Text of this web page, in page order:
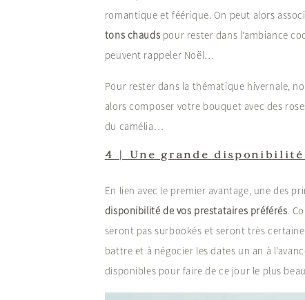
romantique et féérique. On peut alors
tons chauds pour rester dans l’ambiance
peuvent rappeler Noël…
Pour rester dans la thématique hivernale,
alors composer votre bouquet avec des
du camélia…
4 | Une grande
En lien avec le premier avantage, une des
disponibilité de vos prestataires préférés.
seront pas surbookés et seront très
battre et à négocier les dates un an à
disponibles pour faire de ce jour le plus